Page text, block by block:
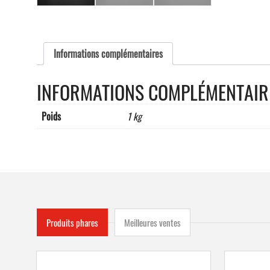
Informations complémentaires
INFORMATIONS
Poids 1 kg
Produits phares Meilleures ventes